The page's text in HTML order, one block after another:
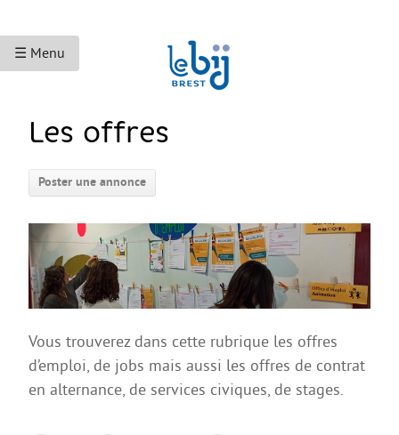
☰ Menu
ACCUEIL
Droits sociaux et services
Bourses et aides financières
Se déplacer
Droits du travail
Étranger·es en France
Les offres
Poster une annonce
Vous trouverez dans cette rubrique les offres
d’emploi, de jobs mais aussi les offres de contrat
en alternance, de services civiques, de stages.